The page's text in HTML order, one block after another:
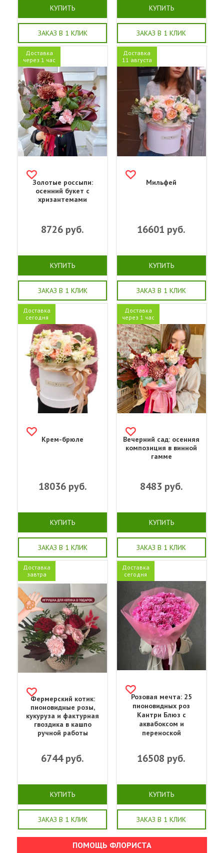
КУПИТЬ
ЗАКАЗ В 1 КЛИК
КУПИТЬ
ЗАКАЗ В 1 КЛИК
Доставка
через 1 час
Золотые россыпи:
осенний букет с
хризантемами
8726 руб.
КУПИТЬ
ЗАКАЗ В 1 КЛИК
Доставка
11 августа
Мильфей
16601 руб.
КУПИТЬ
ЗАКАЗ В 1 КЛИК
Доставка
сегодня
Крем-брюле
18036руб.
КУПИТЬ
ЗАКАЗ В 1 КЛИК
Доставка
через 1 час
Вечерний сад: осенняя
композиция в винной
гамме
8483 руб.
КУПИТЬ
ЗАКАЗ В 1 КЛИК
Доставка
завтра
Фермерский котик:
пионовидные розы,
кукуруза и фактурная
гвоздика в кашпо
ручной работы
6744руб.
КУПИТЬ
ЗАКАЗ В 1 КЛИК
Доставка
сегодня
Розовая мечта: 25
пионовидных роз
Кантри Блюз с
аквабоксом и
переноской
16508 руб.
КУПИТЬ
ЗАКАЗ В 1 КЛИК
ПОМОЩЬ ФЛОРИСТА